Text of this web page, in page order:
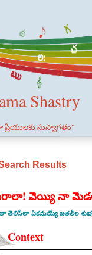
Shastry
సుస్వాగతం"
Results
వెయ్యి నా
తెలిసేలా ఏకమయ్యే జతలీల
Context